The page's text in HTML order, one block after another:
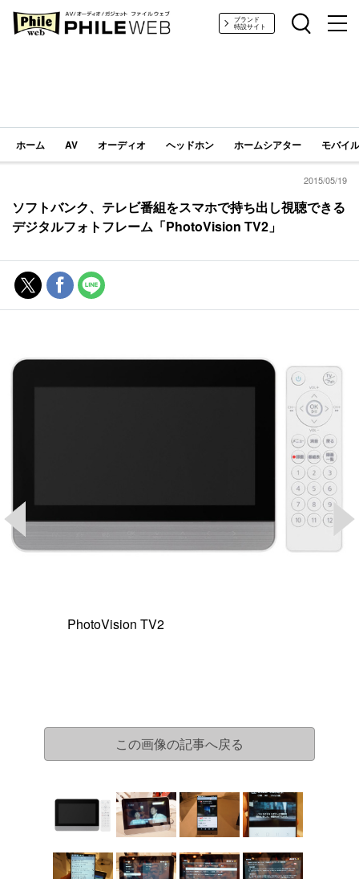
PHILE WEB｜AV/オーディオ/ガジェットブランド
特設サイト
ホーム AV オーディオ ヘッドホン ホームシアター モバイ
2015/05/19
ソフトバンク、テレビ番組をスマホで持ち出し視聴できる
デジタルフォトフレーム「PhotoVision TV2」
PhotoVision TV2
この画像の記事へ戻る